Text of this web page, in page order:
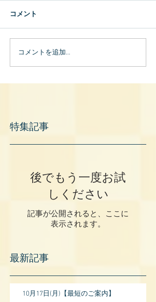
コメント
コメントを追加…
特集記事
後でもう一度お試
しください
記事が公開されると、ここに
表示されます。
最新記事
10月17日(月)【最短のご案内】